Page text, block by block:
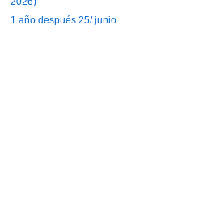
1 año después 25/ junio